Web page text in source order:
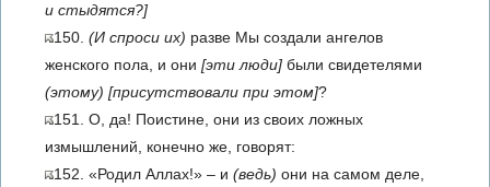
и стыдятся?]
150. (И спроси их) разве Мы создали ангелов
женского пола, и они [эти люди] были свидетелями
(этому) [присутствовали при этом]?
151. О, да! Поистине, они из своих ложных
измышлений, конечно же, говорят:
152. «Родил Аллах!» – и (ведь) они на самом деле,